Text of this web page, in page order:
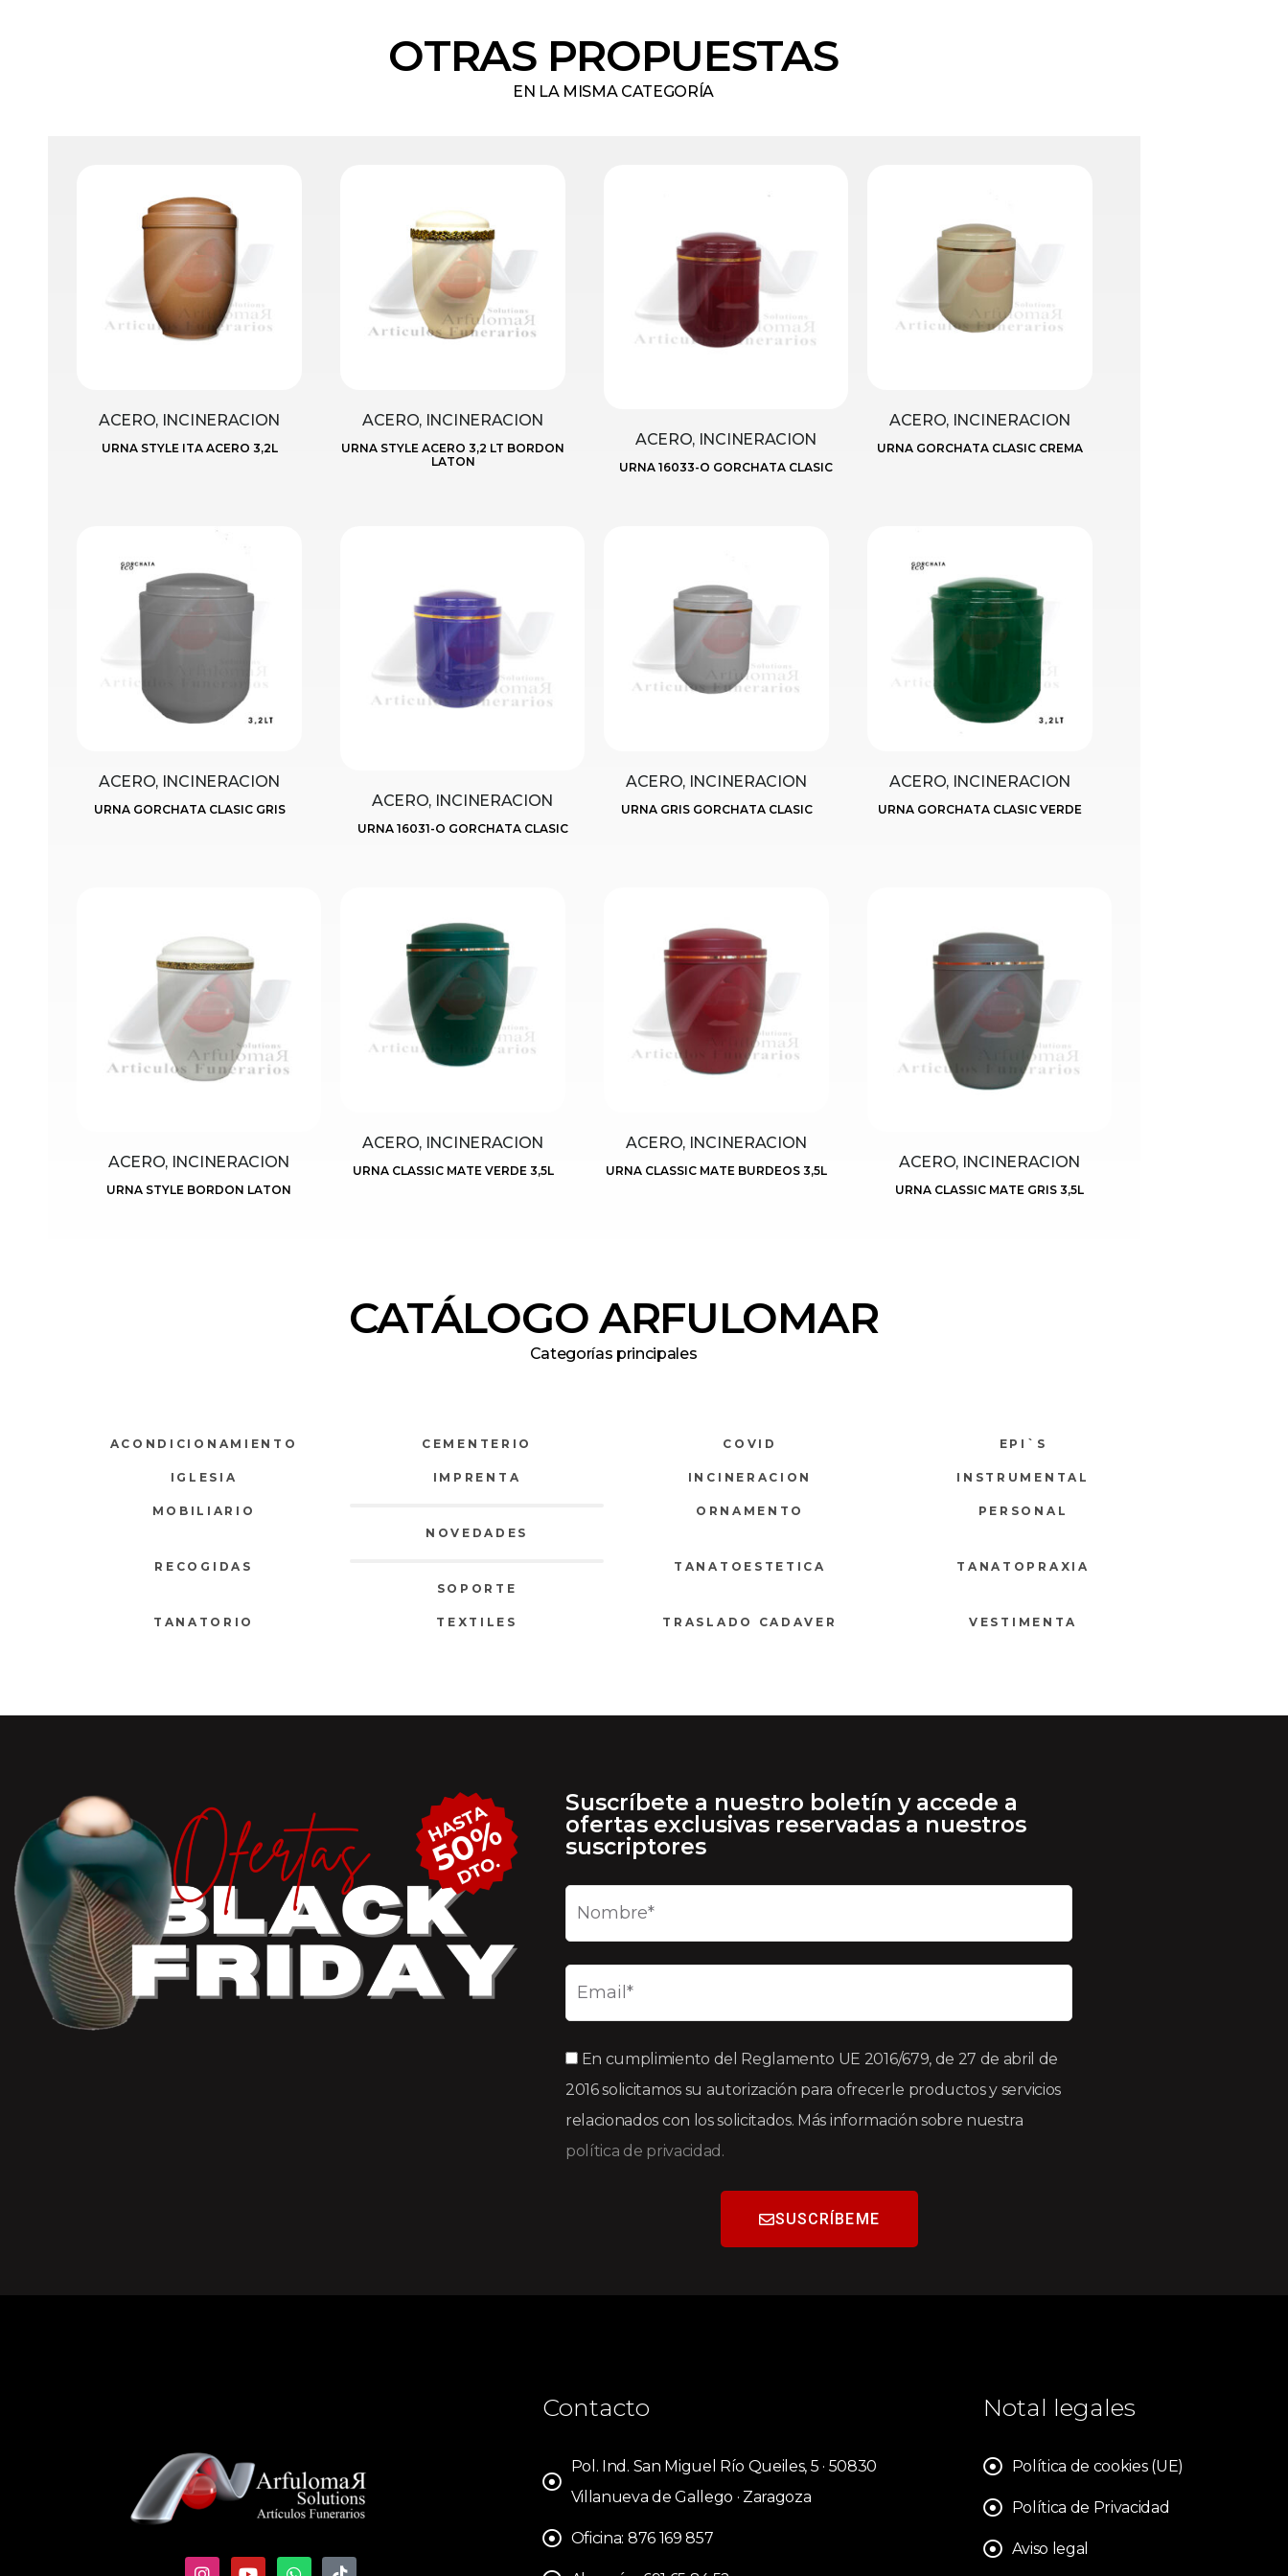
OTRAS PROPUESTAS
EN LA MISMA CATEGORÍA
ACERO, INCINERACION
URNA STYLE ITA ACERO 3,2L
ACERO, INCINERACION
URNA STYLE ACERO 3,2 LT BORDON
LATON
ACERO, INCINERACION
URNA 16033-O GORCHATA CLASIC
ACERO, INCINERACION
URNA GORCHATA CLASIC CREMA
ACERO, INCINERACION
URNA GORCHATA CLASIC GRIS ACERO, INCINERACION
URNA 16031-O GORCHATA CLASIC
ACERO, INCINERACION
URNA GRIS GORCHATA CLASIC
ACERO, INCINERACION
URNA GORCHATA CLASIC VERDE
ACERO, INCINERACION
URNA STYLE BORDON LATON
ACERO, INCINERACION
URNA CLASSIC MATE VERDE 3,5L
ACERO, INCINERACION
URNA CLASSIC MATE BURDEOS 3,5L ACERO, INCINERACION
URNA CLASSIC MATE GRIS 3,5L
CATÁLOGO ARFULOMAR
Categorías principales
ACONDICIONAMIENTO CEMENTERIO COVID EPI`S
IGLESIA IMPRENTA INCINERACION INSTRUMENTAL
MOBILIARIO
NOVEDADES
ORNAMENTO PERSONAL
RECOGIDAS
SOPORTE
TANATOESTETICA TANATOPRAXIA
TANATORIO TEXTILES TRASLADO CADAVER VESTIMENTA
Suscríbete a nuestro boletín y accede a
ofertas exclusivas reservadas a nuestros
suscriptores
En cumplimiento del Reglamento UE 2016/679, de 27 de abril de
2016 solicitamos su autorización para ofrecerle productos y servicios
relacionados con los solicitados. Más información sobre nuestra
política de privacidad.
SUSCRÍBEME
Contacto
Pol. Ind. San Miguel Río Queiles, 5 · 50830
Villanueva de Gallego · Zaragoza
Oficina: 876 169 857
Notal legales
Política de cookies (UE)
Política de Privacidad
Aviso legal